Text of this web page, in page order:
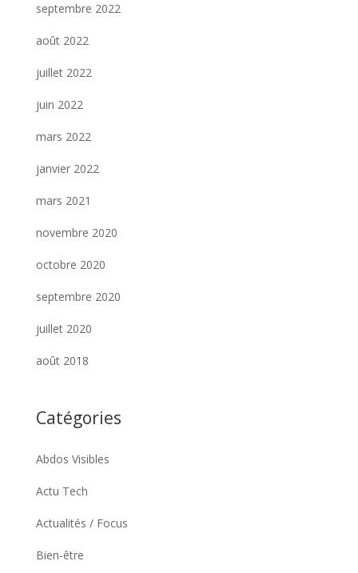
septembre 2022
août 2022
juillet 2022
juin 2022
mars 2022
janvier 2022
mars 2021
novembre 2020
octobre 2020
septembre 2020
juillet 2020
août 2018
Catégories
Abdos Visibles
Actu Tech
Actualités / Focus
Bien-être